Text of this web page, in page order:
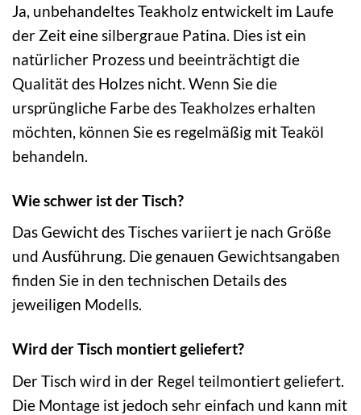
Ja, unbehandeltes Teakholz entwickelt im Laufe
der Zeit eine silbergraue Patina. Dies ist ein
natürlicher Prozess und beeinträchtigt die
Qualität des Holzes nicht. Wenn Sie die
ursprüngliche Farbe des Teakholzes erhalten
möchten, können Sie es regelmäßig mit Teaköl
behandeln.
Wie schwer ist der Tisch?
Das Gewicht des Tisches variiert je nach Größe
und Ausführung. Die genauen Gewichtsangaben
finden Sie in den technischen Details des
jeweiligen Modells.
Wird der Tisch montiert geliefert?
Der Tisch wird in der Regel teilmontiert geliefert.
Die Montage ist jedoch sehr einfach und kann mit